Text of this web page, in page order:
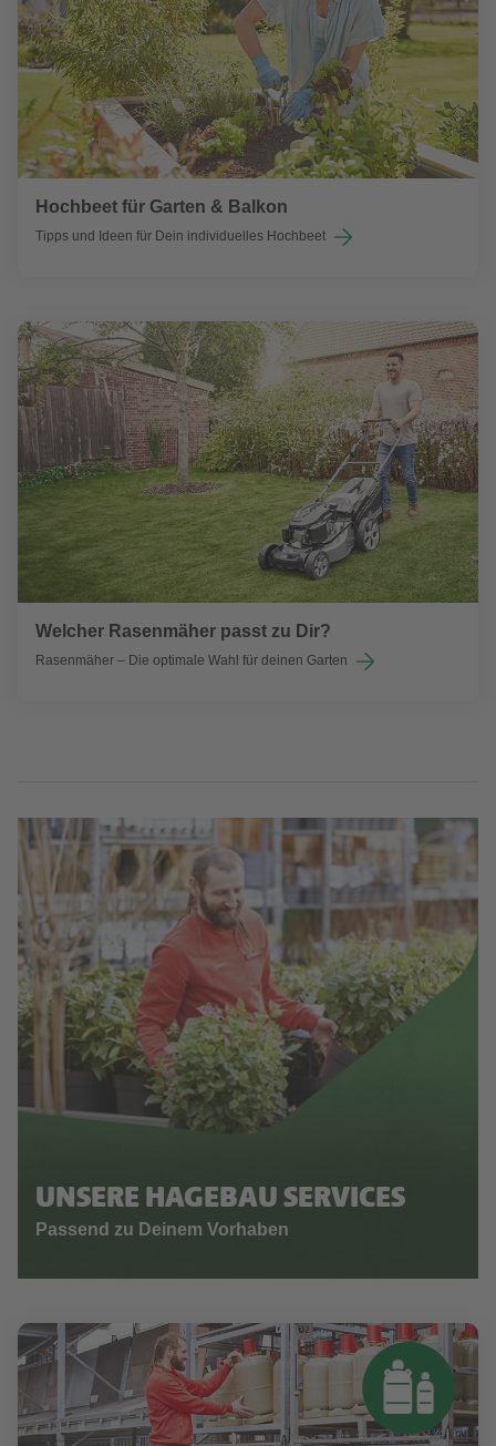
Hochbeet für Garten & Balkon
Tipps und Ideen für Dein individuelles Hochbeet
Welcher Rasenmäher passt zu Dir?
Rasenmäher – Die optimale Wahl für deinen Garten
UNSERE HAGEBAU SERVICES
Passend zu Deinem Vorhaben